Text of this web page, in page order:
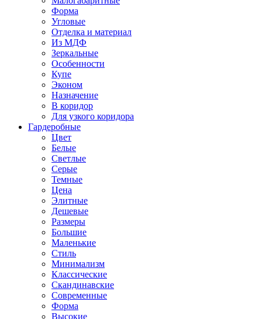
Форма
Угловые
Отделка и материал
Из МДФ
Зеркальные
Особенности
Купе
Эконом
Назначение
В коридор
Для узкого коридора
Гардеробные
Цвет
Белые
Светлые
Серые
Темные
Цена
Элитные
Дешевые
Размеры
Большие
Маленькие
Стиль
Минимализм
Классические
Скандинавские
Современные
Форма
Высокие